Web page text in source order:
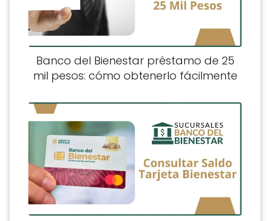
Banco del Bienestar préstamo de 25
mil pesos: cómo obtenerlo fácilmente